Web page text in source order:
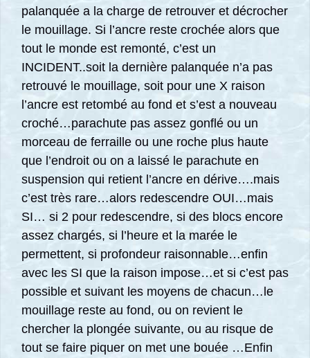
palanquée a la charge de retrouver et décrocher
le mouillage. Si l’ancre reste crochée alors que
tout le monde est remonté, c’est un
INCIDENT..soit la dernière palanquée n’a pas
retrouvé le mouillage, soit pour une X raison
l’ancre est retombé au fond et s’est a nouveau
croché…parachute pas assez gonflé ou un
morceau de ferraille ou une roche plus haute
que l’endroit ou on a laissé le parachute en
suspension qui retient l’ancre en dérive….mais
c’est très rare…alors redescendre OUI…mais
SI… si 2 pour redescendre, si des blocs encore
assez chargés, si l’heure et la marée le
permettent, si profondeur raisonnable…enfin
avec les SI que la raison impose…et si c’est pas
possible et suivant les moyens de chacun…le
mouillage reste au fond, ou on revient le
chercher la plongée suivante, ou au risque de
tout se faire piquer on met une bouée …Enfin